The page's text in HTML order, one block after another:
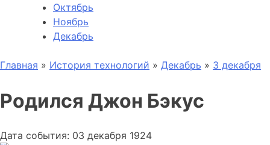
Октябрь
Ноябрь
Декабрь
Главная » История технологий » Декабрь » 3 декабря
Родился Джон Бэкус
Дата события: 03 декабря 1924